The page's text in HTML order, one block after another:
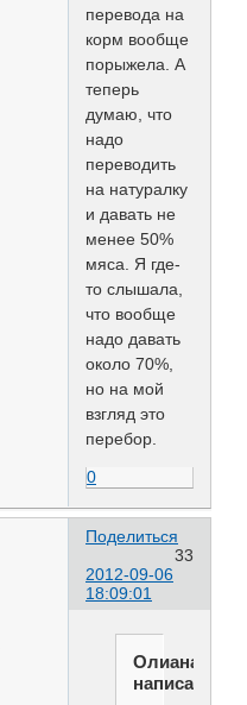
перевода на
корм вообще
порыжела. А
теперь
думаю, что
надо
переводить
на натуралку
и давать не
менее 50%
мяса. Я где-
то слышала,
что вообще
надо давать
около 70%,
но на мой
взгляд это
перебор.
0
Поделиться
33
2012-09-06
18:09:01
Олиана
написал(а):